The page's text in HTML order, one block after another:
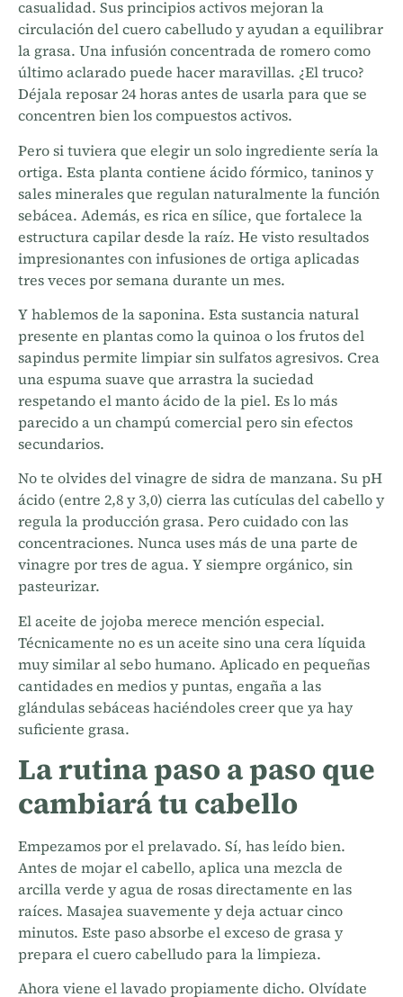
casualidad. Sus principios activos mejoran la
circulación del cuero cabelludo y ayudan a equilibrar
la grasa. Una infusión concentrada de romero como
último aclarado puede hacer maravillas. ¿El truco?
Déjala reposar 24 horas antes de usarla para que se
concentren bien los compuestos activos.
Pero si tuviera que elegir un solo ingrediente sería la
ortiga. Esta planta contiene ácido fórmico, taninos y
sales minerales que regulan naturalmente la función
sebácea. Además, es rica en sílice, que fortalece la
estructura capilar desde la raíz. He visto resultados
impresionantes con infusiones de ortiga aplicadas
tres veces por semana durante un mes.
Y hablemos de la saponina. Esta sustancia natural
presente en plantas como la quinoa o los frutos del
sapindus permite limpiar sin sulfatos agresivos. Crea
una espuma suave que arrastra la suciedad
respetando el manto ácido de la piel. Es lo más
parecido a un champú comercial pero sin efectos
secundarios.
No te olvides del vinagre de sidra de manzana. Su pH
ácido (entre 2,8 y 3,0) cierra las cutículas del cabello y
regula la producción grasa. Pero cuidado con las
concentraciones. Nunca uses más de una parte de
vinagre por tres de agua. Y siempre orgánico, sin
pasteurizar.
El aceite de jojoba merece mención especial.
Técnicamente no es un aceite sino una cera líquida
muy similar al sebo humano. Aplicado en pequeñas
cantidades en medios y puntas, engaña a las
glándulas sebáceas haciéndoles creer que ya hay
suficiente grasa.
La rutina paso a paso que
cambiará tu cabello
Empezamos por el prelavado. Sí, has leído bien.
Antes de mojar el cabello, aplica una mezcla de
arcilla verde y agua de rosas directamente en las
raíces. Masajea suavemente y deja actuar cinco
minutos. Este paso absorbe el exceso de grasa y
prepara el cuero cabelludo para la limpieza.
Ahora viene el lavado propiamente dicho. Olvídate